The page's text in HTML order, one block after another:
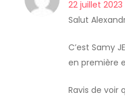
t
22 juillet 2023
Salut
C’est Samy
en première
Ravis de voir